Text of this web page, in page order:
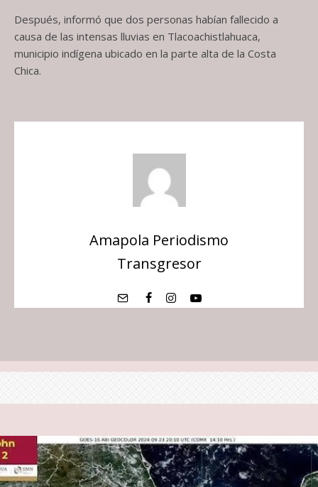
Después, informó que dos personas habían fallecido a
causa de las intensas lluvias en Tlacoachistlahuaca,
municipio indígena ubicado en la parte alta de la Costa
Chica.
Amapola Periodismo
Transgresor